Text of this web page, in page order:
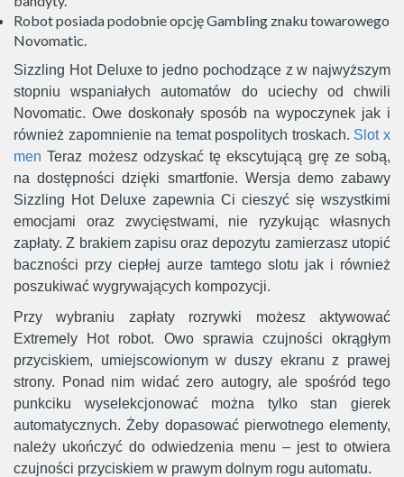
Robot posiada podobnie opcję Gambling znaku towarowego
Novomatic.
Sizzling Hot Deluxe to jedno pochodzące z w najwyższym
stopniu wspaniałych automatów do uciechy od chwili
Novomatic. Owe doskonały sposób na wypoczynek jak i
również zapomnienie na temat pospolitych troskach. Slot x
men Teraz możesz odzyskać tę ekscytującą grę ze sobą,
na dostępności dzięki smartfonie. Wersja demo zabawy
Sizzling Hot Deluxe zapewnia Ci cieszyć się wszystkimi
emocjami oraz zwycięstwami, nie ryzykując własnych
zapłaty. Z brakiem zapisu oraz depozytu zamierzasz utopić
baczności przy ciepłej aurze tamtego slotu jak i również
poszukiwać wygrywających kompozycji.
Przy wybraniu zapłaty rozrywki możesz aktywować
Extremely Hot robot. Owo sprawia czujności okrągłym
przyciskiem, umiejscowionym w duszy ekranu z prawej
strony. Ponad nim widać zero autogry, ale spośród tego
punkciku wyselekcjonować można tylko stan gierek
automatycznych. Żeby dopasować pierwotnego elementy,
należy ukończyć do odwiedzenia menu – jest to otwiera
czujności przyciskiem w prawym dolnym rogu automatu.